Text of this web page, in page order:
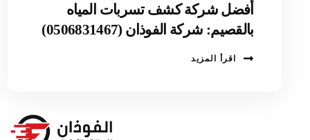
أفضل شركة كشف تسربات المياه
بالقصيم: شركة الفوذان (0506831467)
اقرأ المزيد